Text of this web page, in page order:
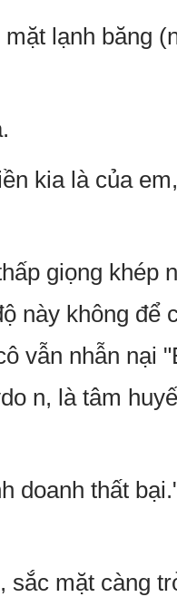
lạnh băng
kia là của
giọng khép
này không để
vẫn nhẫn nại
n, là tâm
doanh thất
sắc mặt càng